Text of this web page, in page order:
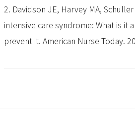
2. Davidson JE, Harvey MA,
intensive care syndrome: What is it
prevent it. American Nurse Today.